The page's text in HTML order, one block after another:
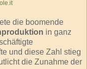
die boomende
in ganz
und diese Zahl stieg
die Zunahme der